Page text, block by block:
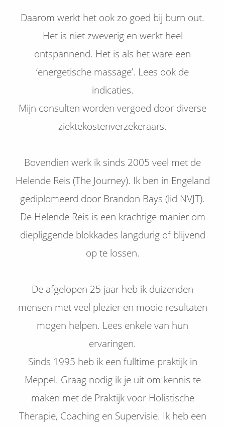
Daarom werkt het ook zo goed bij burn out.
Het is niet zweverig en werkt heel
ontspannend. Het is als het ware een
‘energetische massage’. Lees ook de
indicaties.
Mijn consulten worden vergoed door diverse
ziektekostenverzekeraars.
Bovendien werk ik sinds 2005 veel met de
Helende Reis (The Journey). Ik ben in Engeland
gediplomeerd door Brandon Bays (lid NVJT).
De Helende Reis is een krachtige manier om
diepliggende blokkades langdurig of blijvend
op te lossen.
De afgelopen 25 jaar heb ik duizenden
mensen met veel plezier en mooie resultaten
mogen helpen. Lees enkele van hun
ervaringen.
Sinds 1995 heb ik een fulltime praktijk in
Meppel. Graag nodig ik je uit om kennis te
maken met de Praktijk voor Holistische
Therapie, Coaching en Supervisie. Ik heb een